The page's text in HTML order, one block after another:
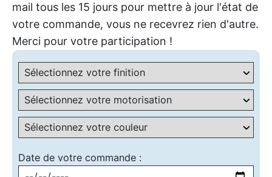
mail tous les 15 jours pour mettre à jour l'état de
votre commande, vous ne recevrez rien d'autre.
Merci pour votre participation !
Date de votre commande :